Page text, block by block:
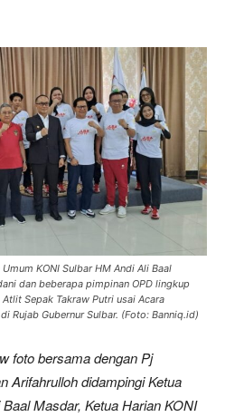
KONI Sulbar HM Andi Ali Baal
dan beberapa pimpinan OPD lingkup
Sepak Takraw Putri usai Acara
Rujab Gubernur Sulbar. (Foto: Banniq.id)
foto bersama dengan Pj
Arifahrulloh didampingi Ketua
Masdar, Ketua Harian KONI